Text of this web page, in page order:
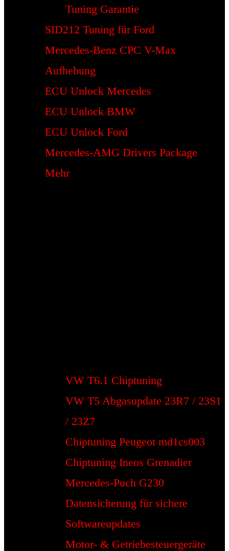
Tuning Garantie
SID212 Tuning für Ford
Mercedes-Benz CPC V-Max
Aufhebung
ECU Unlock Mercedes
ECU Unlock BMW
ECU Unlock Ford
Mercedes-AMG Drivers Package
Mehr
VW T6.1 Chiptuning
VW T5 Abgasupdate 23R7 / 23S1
/ 23Z7
Chiptuning Peugeot md1cs003
Chiptuning Ineos Grenadier
Mercedes-Puch G230
Datensicherung für sichere
Softwareupdates
Motor- & Getriebesteuergeräte